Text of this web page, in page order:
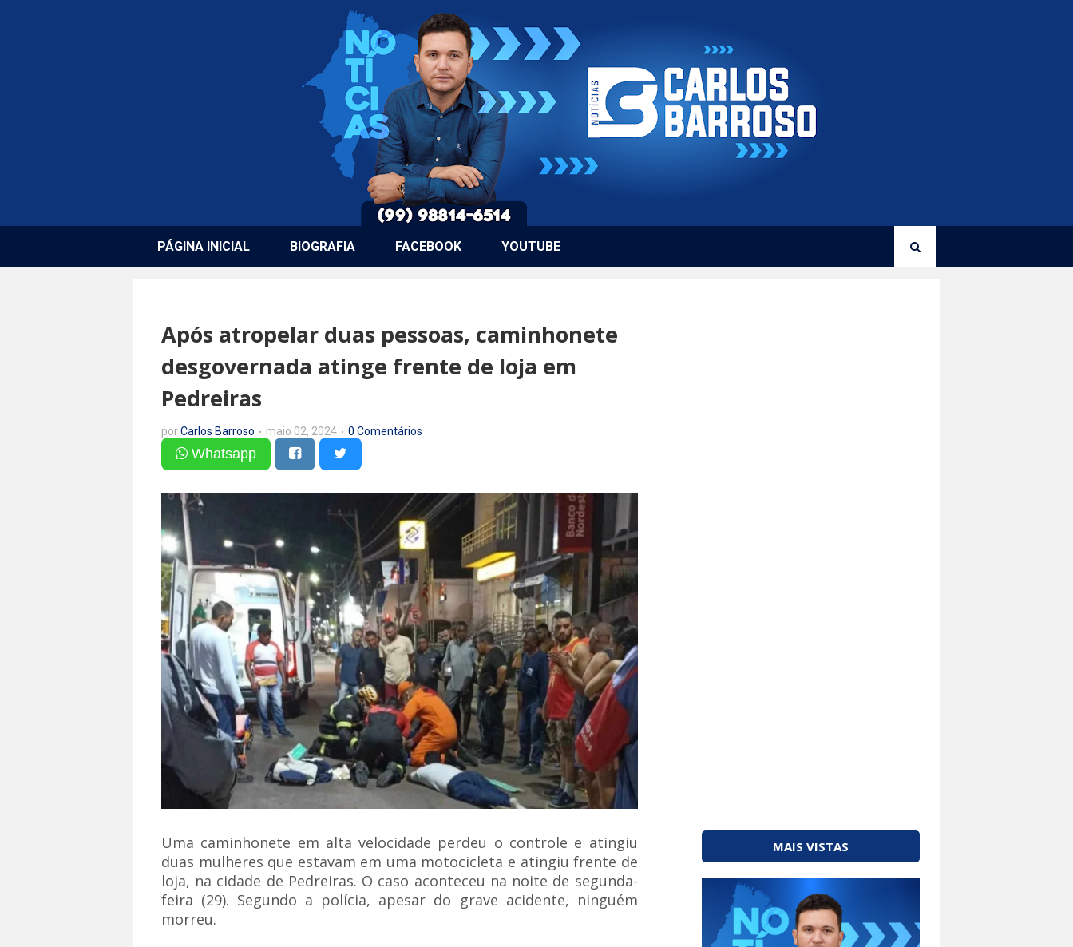
PÁGINA INICIAL BIOGRAFIA FACEBOOK YOUTUBE
Após atropelar duas pessoas, caminhonete
desgovernada atinge frente de loja em
Pedreiras
porCarlos Barroso maio 02, 2024 0 Comentários
Whatsapp
Uma caminhonete em alta velocidade perdeu o controle e atingiu
duas mulheres que estavam em uma motocicleta e atingiu frente de
loja, na cidade de Pedreiras. O caso aconteceu na noite de segunda-
feira (29). Segundo a polícia, apesar do grave acidente, ninguém
morreu.
MAIS VISTAS